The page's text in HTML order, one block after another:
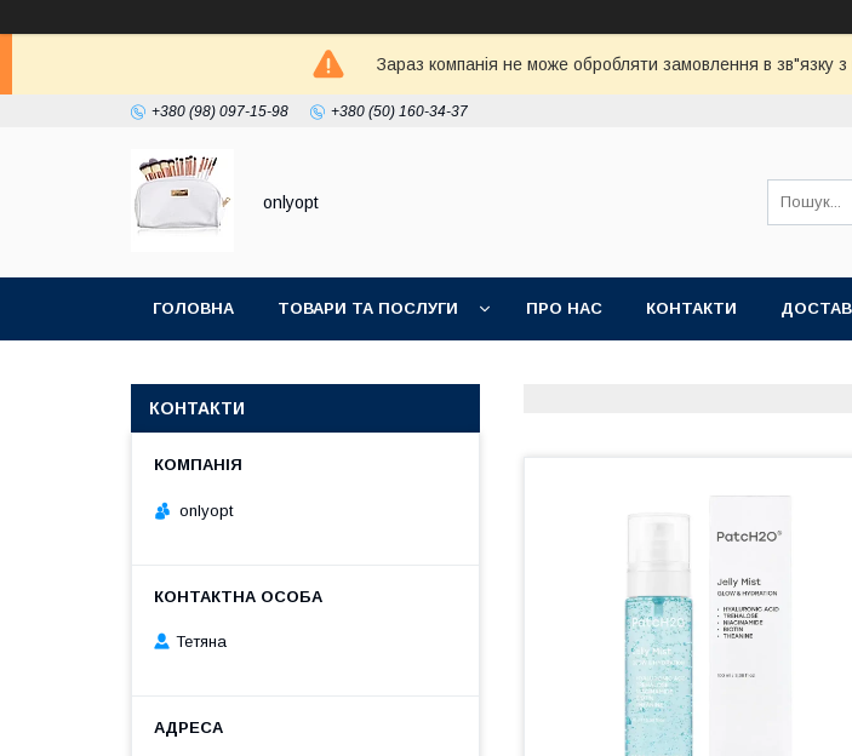
Зараз компанія не може обробляти замовлення в
+380 (98) 097-15-98 +380 (50) 160-34-37
onlyopt
ГОЛОВНА ТОВАРИ ТА ПОСЛУГИ ПРО НАС КОНТАКТИ
КОНТАКТИ
onlyopt
Тетяна